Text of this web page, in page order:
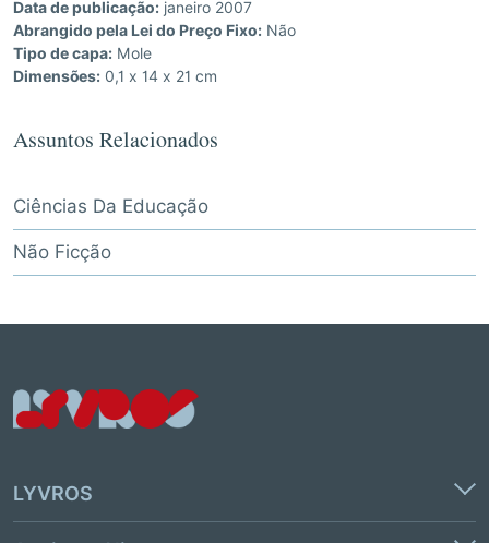
Data de publicação: janeiro 2007
Abrangido pela Lei do Preço Fixo: Não
Tipo de capa: Mole
Dimensões: 0,1 x 14 x 21 cm
Assuntos Relacionados
Ciências Da Educação
Não Ficção
LYVROS